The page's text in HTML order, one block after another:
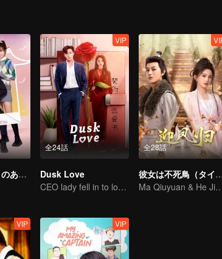
君とのぬくもりのある時間
全24話
VIP
Dusk Love
CEO lady fell in to love contract
全28話
彼女は不死鳥
Ma Qiuyuan & He Jianqi: A
VIP VIP